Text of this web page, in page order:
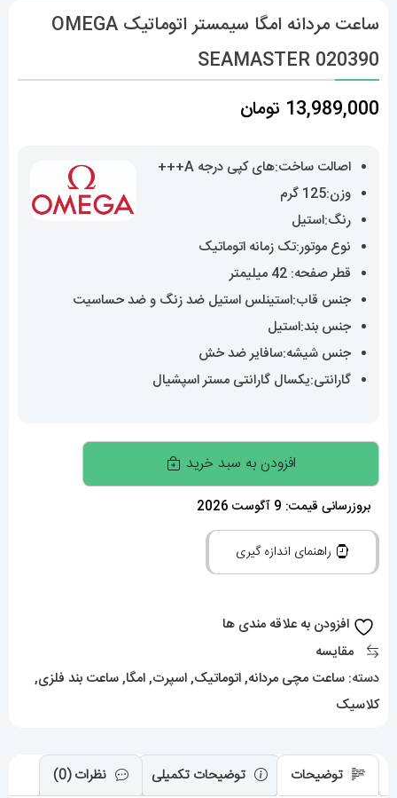
ساعت مردانه امگا سیمستر اتوماتیک OMEGA
SEAMASTER 020390
13,989,000 تومان
اصالت ساخت:های کپی درجه A+++
وزن:125 گرم
رنگ:استیل
نوع موتور:تک زمانه اتوماتیک
قطر صفحه: 42 میلیمتر
جنس قاب:استینلس استیل ضد زنگ و ضد حساسیت
جنس بند:استیل
جنس شیشه:سافایر ضد خش
گارانتی:یکسال گارانتی مستر اسپشیال
ساعت
مردانه
امگا
سیمستر
اتوماتیک
SEAMASTER
020390
افزودن به سبد خرید
بروزرسانی قیمت: 9 آگوست 2026
راهنمای اندازه گیری
افزودن به علاقه مندی ها
مقایسه
دسته: ساعت مچی مردانه,اتوماتیک,اسپرت,امگا,ساعت بند فلزی,
کلاسیک
توضیحات توضیحات تکمیلی نظرات (0)